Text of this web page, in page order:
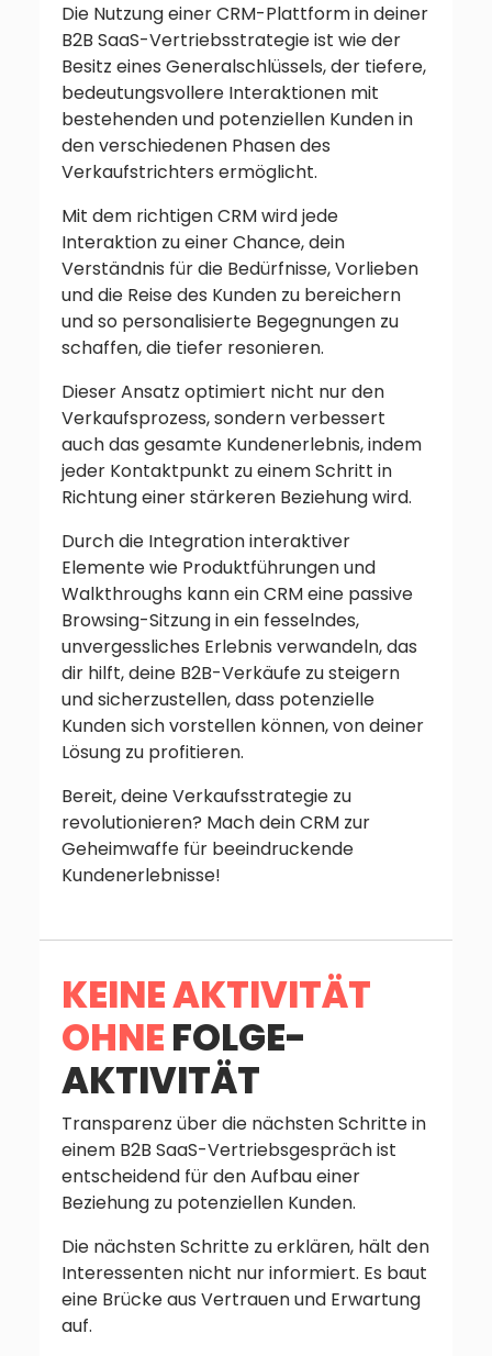
Die Nutzung einer CRM-Plattform in deiner
B2B SaaS-Vertriebsstrategie ist wie der
Besitz eines Generalschlüssels, der tiefere,
bedeutungsvollere Interaktionen mit
bestehenden und potenziellen Kunden in
den verschiedenen Phasen des
Verkaufstrichters ermöglicht.
Mit dem richtigen CRM wird jede
Interaktion zu einer Chance, dein
Verständnis für die Bedürfnisse, Vorlieben
und die Reise des Kunden zu bereichern
und so personalisierte Begegnungen zu
schaffen, die tiefer resonieren.
Dieser Ansatz optimiert nicht nur den
Verkaufsprozess, sondern verbessert
auch das gesamte Kundenerlebnis, indem
jeder Kontaktpunkt zu einem Schritt in
Richtung einer stärkeren Beziehung wird.
Durch die Integration interaktiver
Elemente wie Produktführungen und
Walkthroughs kann ein CRM eine passive
Browsing-Sitzung in ein fesselndes,
unvergessliches Erlebnis verwandeln, das
dir hilft, deine B2B-Verkäufe zu steigern
und sicherzustellen, dass potenzielle
Kunden sich vorstellen können, von deiner
Lösung zu profitieren.
Bereit, deine Verkaufsstrategie zu
revolutionieren? Mach dein CRM zur
Geheimwaffe für beeindruckende
Kundenerlebnisse!
KEINE AKTIVITÄT
OHNEFOLGE-
AKTIVITÄT
Transparenz über die nächsten Schritte in
einem B2B SaaS-Vertriebsgespräch ist
entscheidend für den Aufbau einer
Beziehung zu potenziellen Kunden.
Die nächsten Schritte zu erklären, hält den
Interessenten nicht nur informiert. Es baut
eine Brücke aus Vertrauen und Erwartung
auf.